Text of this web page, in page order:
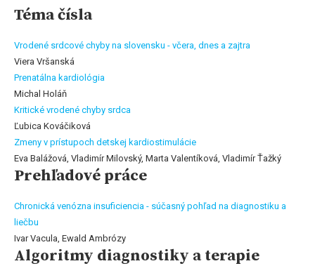
Téma čísla
Vrodené srdcové chyby na slovensku - včera, dnes a zajtra
Viera Vršanská
Prenatálna kardiológia
Michal Holáň
Kritické vrodené chyby srdca
Ľubica Kováčiková
Zmeny v prístupoch detskej kardiostimulácie
Eva Balážová, Vladimír Milovský, Marta Valentíková, Vladimír Ťažký
Prehľadové práce
Chronická venózna insuficiencia - súčasný pohľad na diagnostiku a
liečbu
Ivar Vacula, Ewald Ambrózy
Algoritmy diagnostiky a terapie